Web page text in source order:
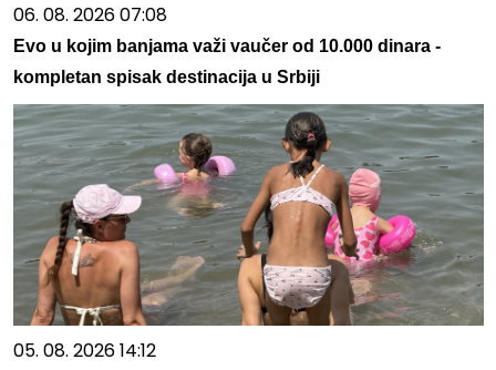
06. 08. 2026 07:08
Evo u kojim banjama važi vaučer od 10.000 dinara -
kompletan spisak destinacija u Srbiji
05. 08. 2026 14:12